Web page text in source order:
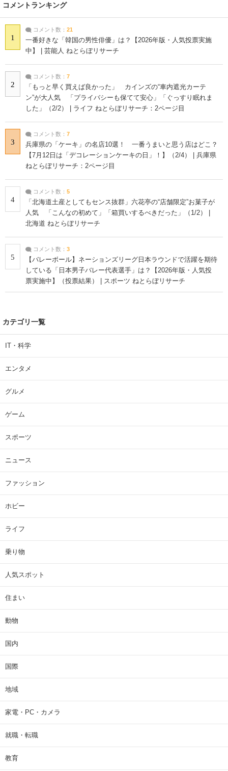
コメントランキング
1
コメント数： 21
一番好きな「韓国の男性俳優」は？【2026年版・人気投票実施
中】 | 芸能人 ねとらぼリサーチ
2
コメント数： 7
「もっと早く買えば良かった」 カインズの“車内遮光カーテ
ン”が大人気 「プライバシーも保てて安心」「ぐっすり眠れま
した」（2/2） | ライフ ねとらぼリサーチ：2ページ目
3
コメント数： 7
兵庫県の「ケーキ」の名店10選！ 一番うまいと思う店はどこ？
【7月12日は「デコレーションケーキの日」！】（2/4） | 兵庫県
ねとらぼリサーチ：2ページ目
4
コメント数： 5
「北海道土産としてもセンス抜群」六花亭の“店舗限定”お菓子が
人気 「こんなの初めて」「箱買いするべきだった」（1/2） |
北海道 ねとらぼリサーチ
5
コメント数： 3
【バレーボール】ネーションズリーグ日本ラウンドで活躍を期待
している「日本男子バレー代表選手」は？【2026年版・人気投
票実施中】（投票結果） | スポーツ ねとらぼリサーチ
カテゴリ一覧
IT・科学
エンタメ
グルメ
ゲーム
スポーツ
ニュース
ファッション
ホビー
ライフ
乗り物
人気スポット
住まい
動物
国内
国際
地域
家電・PC・カメラ
就職・転職
教育